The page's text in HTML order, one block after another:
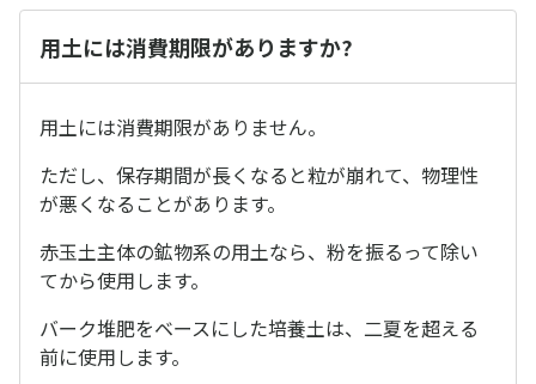
用土には消費期限がありますか?
用土には消費期限がありません。
ただし、保存期間が長くなると粒が崩れて、物理性
が悪くなることがあります。
赤玉土主体の鉱物系の用土なら、粉を振るって除い
てから使用します。
バーク堆肥をベースにした培養土は、二夏を超える
前に使用します。